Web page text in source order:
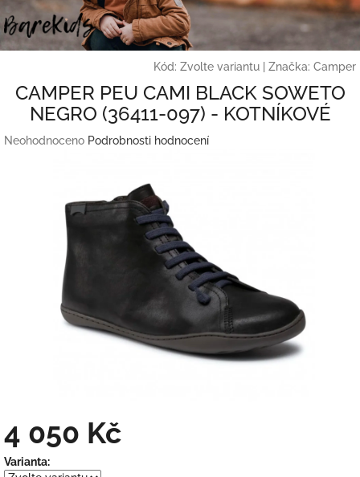
Přejít
na
obsah
Kód: Zvolte variantu Značka: Camper
CAMPER PEU CAMI BLACK SOWETO
NEGRO (36411-097) - KOTNÍKOVÉ
Průměrné
Neohodnoceno Podrobnosti hodnocení
4 050 Kč
Měrná
Varianta: